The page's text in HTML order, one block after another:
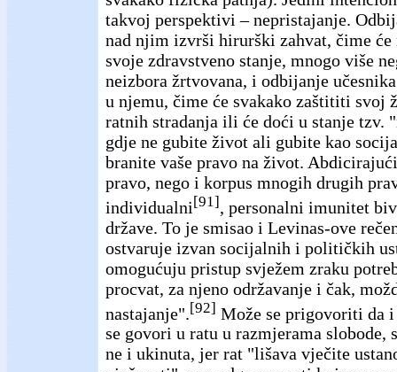
takvoj perspektivi – nepristajanje.
nad njim izvrši hirurški zahvat, čime će
svoje zdravstveno stanje, mnogo više
neizbora žrtvovana, i odbijanje
u njemu, čime će svakako zaštititi svoj
ratnih stradanja ili će doći u stanje tzv.
gdje ne gubite život ali gubite kao
branite vaše pravo na život.
pravo, nego i korpus mnogih drugih
individualni[91], personalni imunitet
države. To je smisao i Levinas-ove
ostvaruje izvan socijalnih i političkih
omogućuju pristup svježem zraku
procvat, za njeno održavanje i čak,
nastajanje". [92] Može se prigovoriti da
se govori u ratu u razmjerama slobode,
ne i ukinuta, jer rat "lišava vječite